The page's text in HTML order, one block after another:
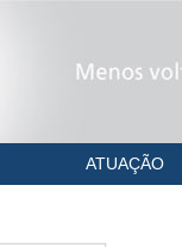
ATUAÇÃO